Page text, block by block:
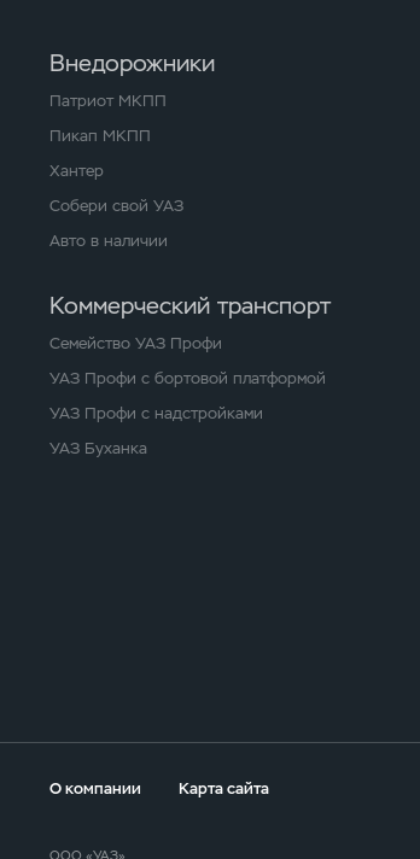
Внедорожники
Патриот МКПП
Пикап МКПП
Хантер
Собери свой УАЗ
Авто в наличии
Коммерческий транспорт
Семейство УАЗ Профи
УАЗ Профи с бортовой платформой
УАЗ Профи с надстройками
УАЗ Буханка
О компании Карта сайта
ООО «УАЗ»